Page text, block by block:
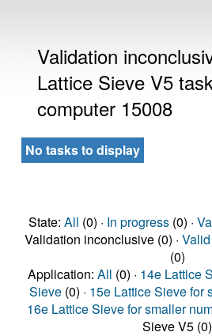
Validation
Lattice Sieve V5
computer 15008
No tasks to display
State: All (0) · In progress(0) ·
Validation inconclusive (0) · Valid
(0)
Application: All (0) · 14e Lattice
Sieve (0) · 15e Lattice Sieve for
16e Lattice Sieve for smaller
Sieve V5 (0)